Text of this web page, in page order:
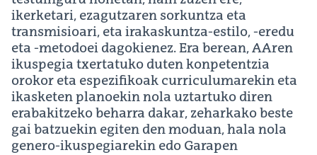
ikerketari, ezagutzaren sorkuntza eta
transmisioari, eta irakaskuntza-estilo, -eredu
eta -metodoei dagokienez. Era berean, AAren
ikuspegia txertatuko duten konpetentzia
orokor eta espezifikoak curriculumarekin eta
ikasketen planoekin nola uztartuko diren
erabakitzeko beharra dakar, zeharkako beste
gai batzuekin egiten den moduan, hala nola
genero-ikuspegiarekin edo Garapen